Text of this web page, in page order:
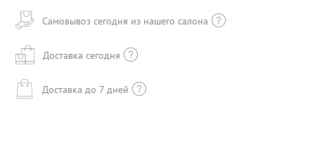
Самовывоз сегодня из нашего салона
Доставка сегодня
Доставка до 7 дней